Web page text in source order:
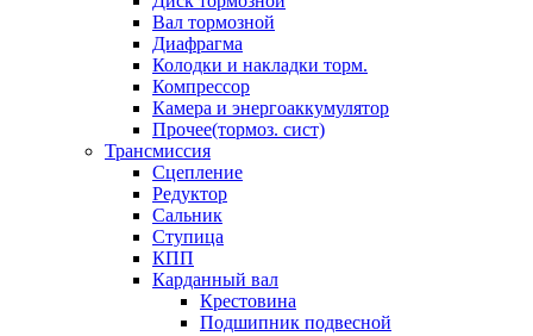
Вал тормозной
Диафрагма
Колодки и накладки торм.
Компрессор
Камера и энергоаккумулятор
Прочее(тормоз. сист)
Трансмиссия
Сцепление
Редуктор
Сальник
Ступица
КПП
Карданный вал
Крестовина
Подшипник подвесной